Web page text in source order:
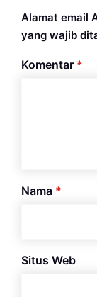
Alamat email
yang wajib
Komentar *
Nama *
Situs Web